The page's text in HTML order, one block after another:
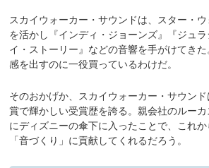
スカイウォーカー・サウンドは、スター・
を活かし『インディ・ジョーンズ』『ジュ
イ・ストーリー』などの音響を手がけてき
感を出すのに一役買っているわけだ。
そのおかげか、スカイウォーカー・サウン
賞で輝かしい受賞歴を誇る。親会社のルー
にディズニーの傘下に入ったことで、これ
「音づくり」に貢献してくれるだろう。